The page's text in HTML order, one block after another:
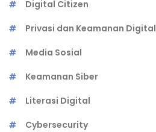
Digital Citizen
Privasi dan Keamanan Digital
Media Sosial
Keamanan Siber
Literasi Digital
Cybersecurity